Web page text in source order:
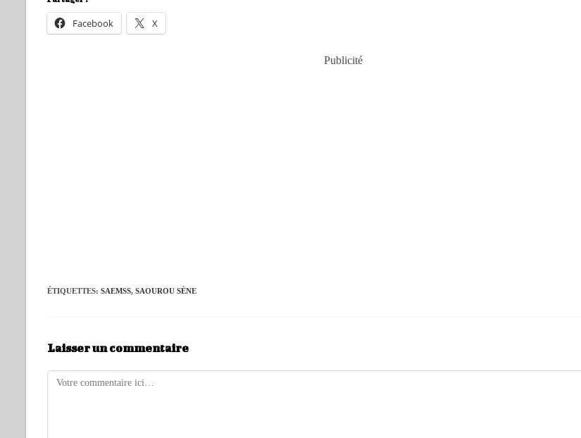
Facebook X
Publicité
ÉTIQUETTES: SAEMSS, SAOUROU SÈNE
Laisser un commentaire